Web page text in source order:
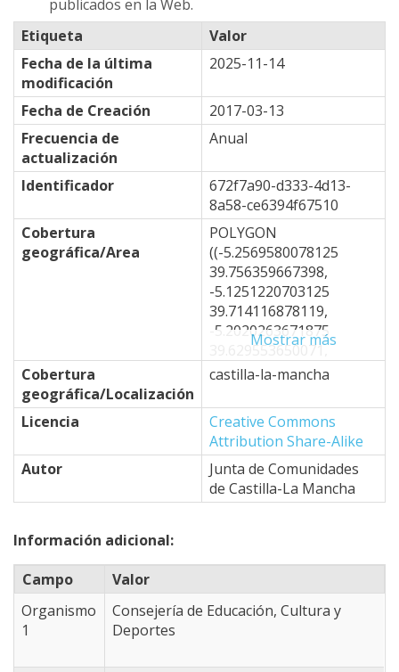
publicados en la Web.
Etiqueta
Valor
Fecha de la última
modificación
2025-11-14
Fecha de Creación
2017-03-13
Frecuencia de
actualización
Anual
Identificador
672f7a90-d333-4d13-
8a58-ce6394f67510
Cobertura
geográfica/Area
POLYGON
((-5.2569580078125
39.756359667398,
-5.1251220703125
39.714116878119,
-5.2020263671875
39.629553650071,
-4.8724365234375
-4.6746826171875
39.50251479253,
-4.7076416015625
39.264753301887,
-4.6966552734375
39.196672742478,
-4.8834228515625
-4.9493408203125
38.365951588109,
Mostrar más
Cobertura
geográfica/Localización
castilla-la-mancha
Licencia
Creative Commons
Attribution Share-Alike
Autor
Junta de Comunidades
de Castilla-La Mancha
Información adicional:
Campo
Valor
Organismo
1
Consejería de Educación, Cultura y
Deportes